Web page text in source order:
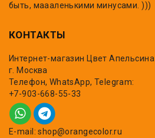
быть, маааленькими минусами. )))
КОНТАКТЫ
Интернет-магазин Цвет Апельсина
г. Москва
Телефон, WhatsApp, Telegram:
+7-903-668-55-33
E-mail: shop@orangecolor.ru